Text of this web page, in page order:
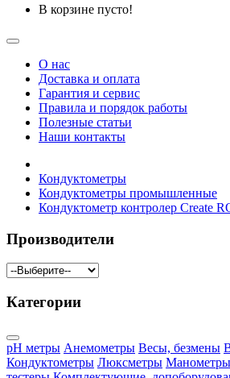
В корзине пусто!
О нас
Доставка и оплата
Гарантия и сервис
Правила и порядок работы
Полезные статьи
Наши контакты
Кондуктометры
Кондуктометры промышленные
Кондуктометр контролер Create
Производители
Категории
pH метры Анемометры Весы, безмены
Кондуктометры Люксметры Манометры